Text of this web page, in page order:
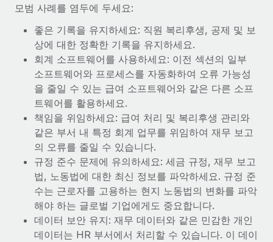
모범 사례를 염두에 두세요:
좋은 기록을 유지하세요: 직원 복리후생, 공제 및 보
상에 대한 정확한 기록을 유지하세요.
회계 소프트웨어를 사용하세요: 이전 섹션의 일부
소프트웨어와 프로세스를 자동화하여 오류 가능성
을 줄일 수 있는 급여 소프트웨어와 같은 다른 소프
트웨어를 활용하세요.
책임을 위임하세요: 급여 처리 및 복리후생 관리와
같은 부서 내 특정 회계 업무를 위임하여 재무 보고
의 오류를 줄일 수 있습니다.
규정 준수 문제에 유의하세요: 세금 규정, 재무 보고
법, 노동법에 대한 최신 정보를 파악하세요. 규정 준
수는 근로자를 고용하는 현지 노동법의 변화를 파악
해야 하는 글로벌 기업에게도 중요합니다.
데이터 보안 유지: 재무 데이터와 같은 민감한 개인
데이터는 HR 부서에서 처리할 수 있습니다. 이 데이